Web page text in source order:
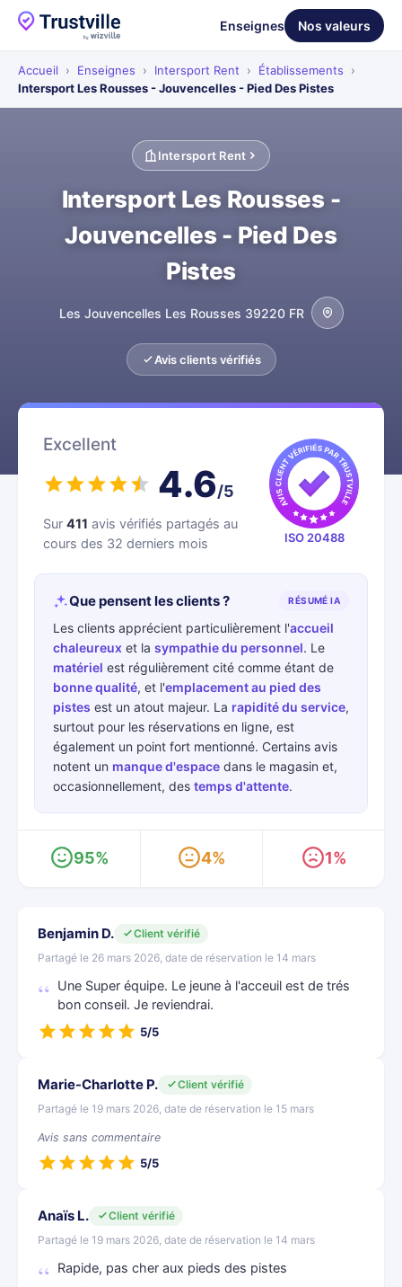
Enseignes Nos valeurs
Accueil › Enseignes › Intersport Rent › Établissements
›
Intersport Les Rousses - Jouvencelles - Pied Des Pistes
Intersport Rent
Intersport Les Rousses -
Jouvencelles - Pied Des
Pistes
Les Jouvencelles Les Rousses 39220 FR
Avis clients vérifiés
Excellent
4.6/5
Sur 411 avis vérifiés partagés au
cours des 32 derniers mois
ISO 20488
Que pensent les clients ? RÉSUMÉ IA
Les clients apprécient particulièrement l'accueil
chaleureux et la sympathie du personnel. Le
matériel est régulièrement cité comme étant de
bonne qualité, et l'emplacement au pied des
pistes est un atout majeur. La rapidité du service,
surtout pour les réservations en ligne, est
également un point fort mentionné. Certains avis
notent un manque d'espace dans le magasin et,
occasionnellement, des temps d'attente.
95% 4% 1%
Benjamin D.
Client vérifié
Partagé le 26 mars 2026, date de réservation le 14 mars
Une Super équipe. Le jeune à l'acceuil est de trés
bon conseil. Je reviendrai.
5/5
Marie-Charlotte P.
Client vérifié
Partagé le 19 mars 2026, date de réservation le 15 mars
Avis sans commentaire
5/5
Anaïs L.
Client vérifié
Partagé le 19 mars 2026, date de réservation le 14 mars
Rapide, pas cher aux pieds des pistes